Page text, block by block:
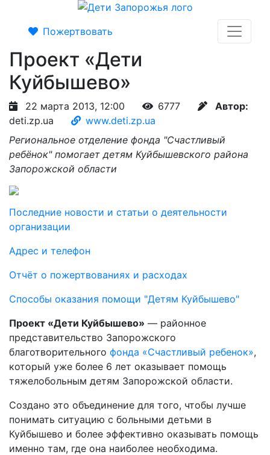
Пожертвовать
Проект «Дети
Куйбышево»
22 марта 2013, 12:00 6777
Автор:
deti.zp.ua
www.deti.zp.ua
Региональное отделение фонда "Счастливый
ребёнок" помогает детям Куйбышевского района
Запорожской области
Последние новости и статьи о деятельности
организации
Адрес и телефон
Отчёт о пожертвованиях и расходах
Способы оказания помощи "Детям Куйбышево"
Проект «Дети Куйбышево» — районное
представительство Запорожского
благотворительного фонда «Счастливый ребенок»,
который уже более 6 лет оказывает помощь
тяжелобольным детям Запорожской области.
Создано это объединение для того, чтобы лучше
понимать ситуацию с больными детьми в
Куйбышево и более эффективно оказывать помощь
именно там, где она наиболее необходима.